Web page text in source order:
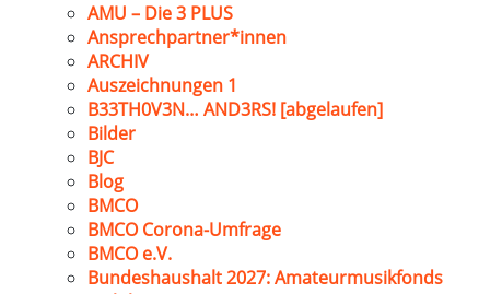
AMU – Die 3 PLUS
Ansprechpartner*innen
ARCHIV
Auszeichnungen 1
B33TH0V3N… AND3RS! [abgelaufen]
Bilder
BJC
Blog
BMCO
BMCO Corona-Umfrage
BMCO e.V.
Bundeshaushalt 2027: Amateurmusikfonds